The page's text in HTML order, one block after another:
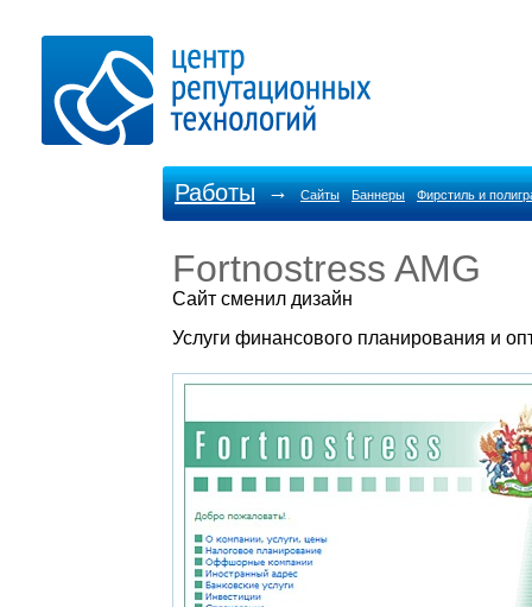
Работы → Сайты Баннеры Фирстиль и
Fortnostress AMG
Cайт сменил дизайн
Услуги финансового планирования и